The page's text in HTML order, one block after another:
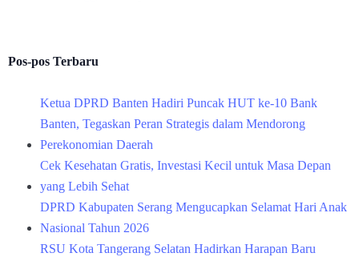
Pos-pos Terbaru
Ketua DPRD Banten Hadiri Puncak HUT ke-10 Bank
Banten, Tegaskan Peran Strategis dalam Mendorong
Perekonomian Daerah
Cek Kesehatan Gratis, Investasi Kecil untuk Masa Depan
yang Lebih Sehat
DPRD Kabupaten Serang Mengucapkan Selamat Hari Anak
Nasional Tahun 2026
RSU Kota Tangerang Selatan Hadirkan Harapan Baru